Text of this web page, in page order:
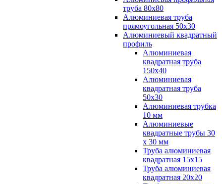
труба 80х80
Алюминиевая труба
прямоугольная 50х30
Алюминиевый квадратный
профиль
Алюминиевая
квадратная труба
150х40
Алюминиевая
квадратная труба
50х30
Алюминиевая трубка
10 мм
Алюминиевые
квадратные трубы 30
х 30 мм
Труба алюминиевая
квадратная 15х15
Труба алюминиевая
квадратная 20х20